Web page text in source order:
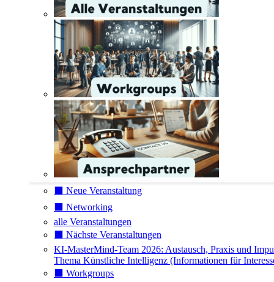
⬛️ Neue Veranstaltung
⬛️ Networking
alle Veranstaltungen
⬛️ Nächste Veranstaltungen
KI-MasterMind-Team 2026: Austausch, Praxis und
Thema Künstliche Intelligenz (Informationen für
⬛️ Workgroups